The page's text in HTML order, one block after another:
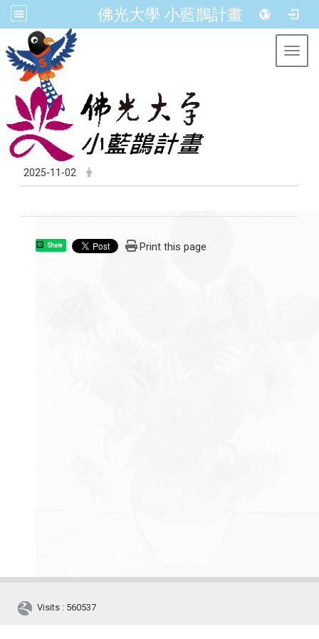
佛光大學 小藍鵲計畫
2025-11-02
Share Print this page
Visits : 560537